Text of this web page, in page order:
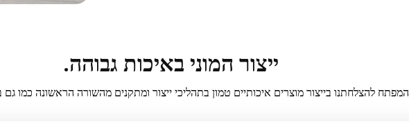
ייצור המוני באיכות גבוהה.
המפתח להצלחתנו בייצור מוצרים איכותיים טמון בתהליכי ייצור ומתקנים מהשורה הראשונה כמו גם